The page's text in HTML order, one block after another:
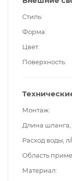
Стиль
Форма
Цвет
Поверхность
Монтаж
Длина шланга,
Расход воды,
Область
Материал